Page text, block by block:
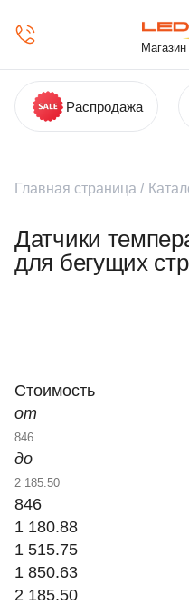
Магазин
Распродажа
Главная страница /
Датчики
для бегущих
Стоимость
от
до
846
1 180.88
1 515.75
1 850.63
2 185.50